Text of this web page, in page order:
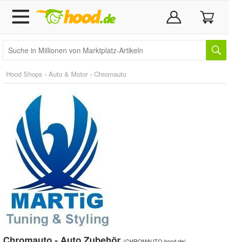
Hood Shops › Auto & Motor › Chromauto